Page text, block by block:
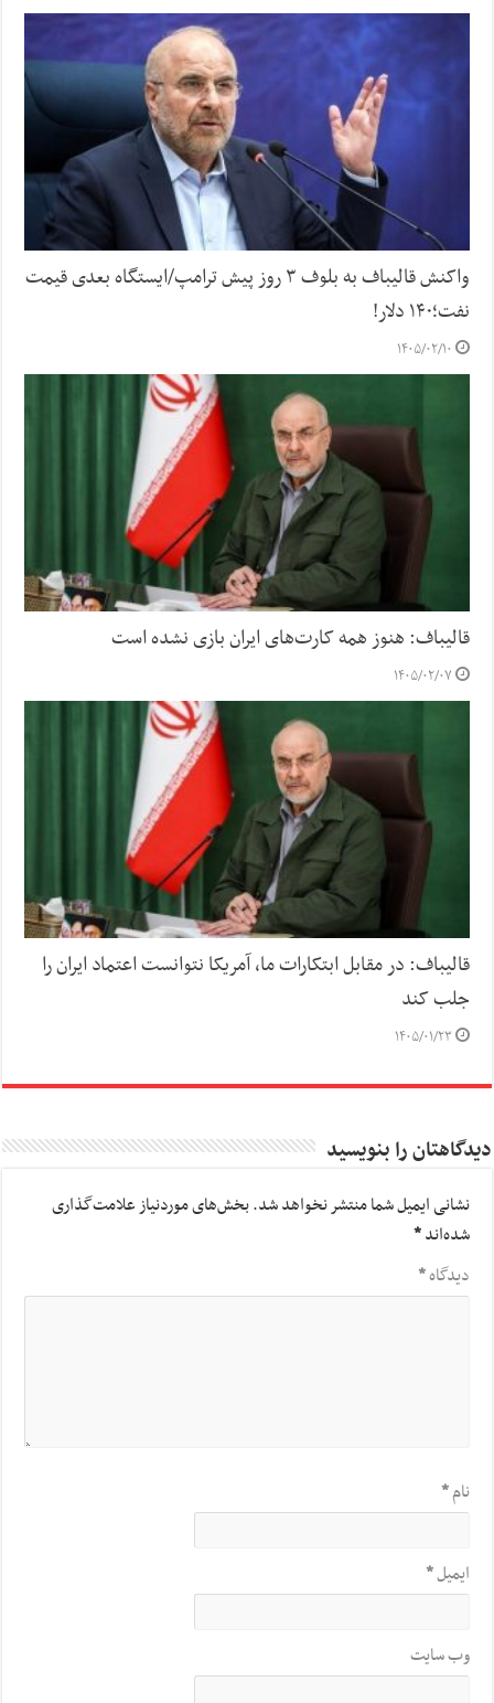
واکنش قالیباف به بلوف ۳ روز پیش ترامپ/ایستگاه بعدی قیمت
نفت؛۱۴۰ دلار!
۱۴۰۵/۰۲/۱۰
قالیباف: هنوز همه کارت‌های ایران بازی نشده است
۱۴۰۵/۰۲/۰۷
قالیباف: در مقابل ابتکارات ما، آمریکا نتوانست اعتماد ایران را
جلب کند
۱۴۰۵/۰۱/۲۳
دیدگاهتان را بنویسید
نشانی ایمیل شما منتشر نخواهد شد.بخش‌های موردنیاز علامت‌گذاری
شده‌اند*
دیدگاه*
نام*
ایمیل*
وب‌ سایت